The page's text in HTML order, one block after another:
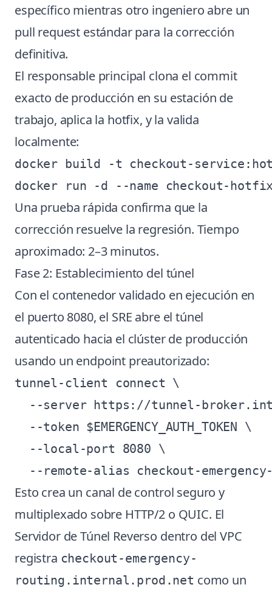
específico mientras otro ingeniero abre un
pull request estándar para la corrección
definitiva.
El responsable principal clona el commit
exacto de producción en su estación de
trabajo, aplica la hotfix, y la valida
localmente:
docker build -t checkout-
Una prueba rápida confirma que la
corrección resuelve la regresión. Tiempo
aproximado: 2–3 minutos.
Fase 2: Establecimiento del túnel
Con el contenedor validado en ejecución en
el puerto 8080, el SRE abre el túnel
autenticado hacia el clúster de producción
usando un endpoint preautorizado:
tunnel-client connect \
--server https://tunnel-
  --token $EMERGENCY_AUTH_TOKEN \
  --local-port 8080 \
Esto crea un canal de control seguro y
multiplexado sobre HTTP/2 o QUIC. El
Servidor de Túnel Reverso dentro del VPC
registra checkout-emergency-
routing.internal.prod.net como un